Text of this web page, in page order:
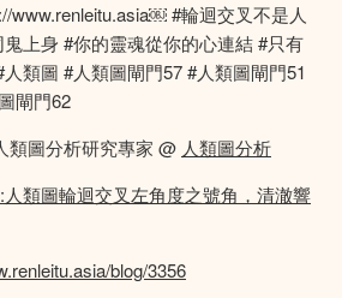
www.renleitu.asia￼ #輪迴交叉不是人
上身 #你的靈魂從你的心連結 #只有
類圖 #人類圖閘門57 #人類圖閘門51
閘門62
類圖分析研究專家 @ 人類圖分析
人類圖輪迴交叉左角度之號角，清澈響
blog/3356